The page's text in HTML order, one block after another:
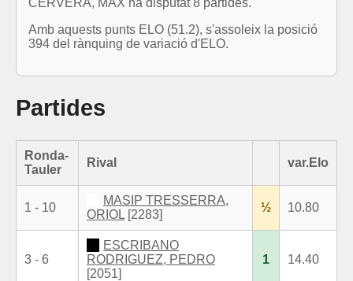
Amb aquests punts ELO (51.2), s'assoleix la posició
394 del rànquing de variació d'ELO.
Partides
Ronda-
Tauler
Rival var.Elo
1 - 10
MASIP TRESSERRA,
ORIOL [2283]
½ 10.80
3 - 6
ESCRIBANO
RODRIGUEZ, PEDRO
[2051]
1 14.40